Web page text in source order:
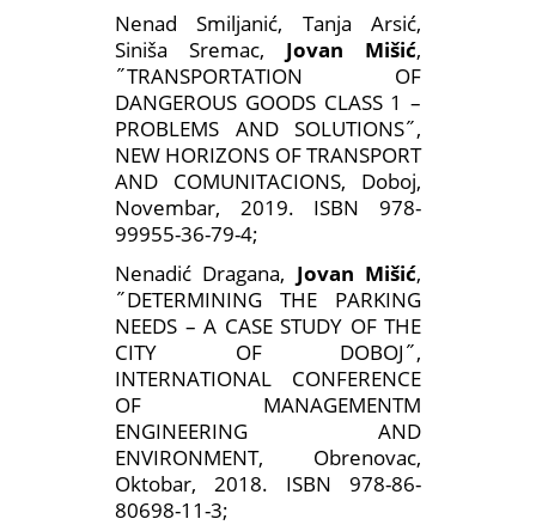
Nenad Smiljanić, Tanja Arsić,
Siniša Sremac, Jovan Mišić,
˝TRANSPORTATION OF
DANGEROUS GOODS CLASS 1 –
PROBLEMS AND SOLUTIONS˝,
NEW HORIZONS OF TRANSPORT
AND COMUNITACIONS, Doboj,
Novembar, 2019. ISBN 978-
99955-36-79-4;
Nenadić Dragana, Jovan Mišić,
˝DETERMINING THE PARKING
NEEDS – A CASE STUDY OF THE
CITY OF DOBOJ˝,
INTERNATIONAL CONFERENCE
OF MANAGEMENTM
ENGINEERING AND
ENVIRONMENT, Obrenovac,
Oktobar, 2018. ISBN 978-86-
80698-11-3;